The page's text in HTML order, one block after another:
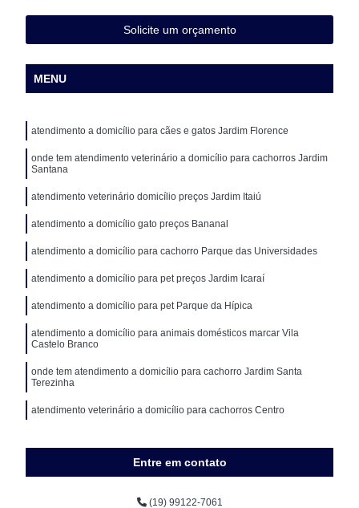
Solicite um orçamento
MENU
atendimento a domicílio para cães e gatos Jardim Florence
onde tem atendimento veterinário a domicílio para cachorros Jardim
Santana
atendimento veterinário domicílio preços Jardim Itaiú
atendimento a domicílio gato preços Bananal
atendimento a domicílio para cachorro Parque das Universidades
atendimento a domicílio para pet preços Jardim Icaraí
atendimento a domicílio para pet Parque da Hípica
atendimento a domicílio para animais domésticos marcar Vila
Castelo Branco
onde tem atendimento a domicílio para cachorro Jardim Santa
Terezinha
atendimento veterinário a domicílio para cachorros Centro
Entre em contato
(19) 99122-7061